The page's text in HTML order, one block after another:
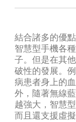
結合諸多的優
智慧型手機各
子。但是在其
破性的發展。
病患者身上的
外，隨著無線
越強大，智慧
而且還支援虛擬